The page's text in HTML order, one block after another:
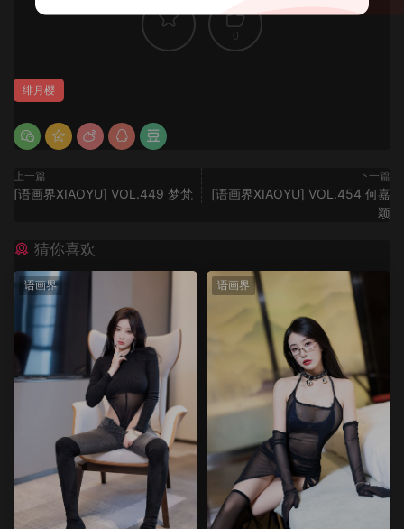
0
绯月樱
上一篇
[语画界XIAOYU] VOL.449 梦梵
下一篇
[语画界XIAOYU] VOL.454 何嘉
颖
猜你喜欢
语画界 语画界